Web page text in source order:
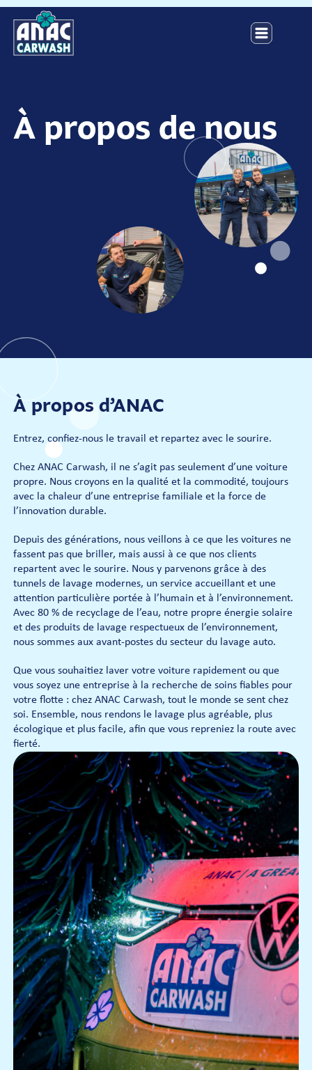
À propos de nous
À propos d’ANAC
Entrez, confiez-nous le travail et repartez avec le sourire.
Chez ANAC Carwash, il ne s’agit pas seulement d’une voiture
propre. Nous croyons en la qualité et la commodité, toujours
avec la chaleur d’une entreprise familiale et la force de
l’innovation durable.
Depuis des générations, nous veillons à ce que les voitures ne
fassent pas que briller, mais aussi à ce que nos clients
repartent avec le sourire. Nous y parvenons grâce à des
tunnels de lavage modernes, un service accueillant et une
attention particulière portée à l’humain et à l’environnement.
Avec 80 % de recyclage de l’eau, notre propre énergie solaire
et des produits de lavage respectueux de l’environnement,
nous sommes aux avant-postes du secteur du lavage auto.
Que vous souhaitiez laver votre voiture rapidement ou que
vous soyez une entreprise à la recherche de soins fiables pour
votre flotte : chez ANAC Carwash, tout le monde se sent chez
soi. Ensemble, nous rendons le lavage plus agréable, plus
écologique et plus facile, afin que vous repreniez la route avec
fierté.